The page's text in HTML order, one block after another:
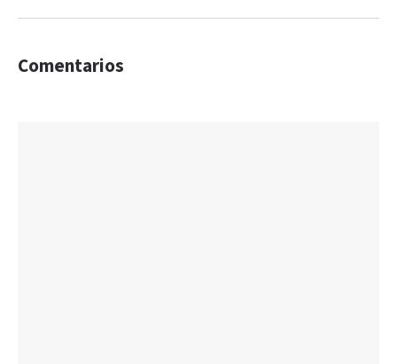
Comentarios